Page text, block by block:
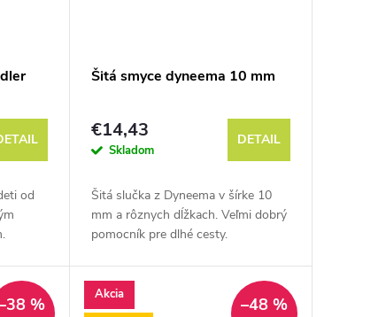
od
Šitá smyce dyneema 10 mm
€14,43
Skladom
DETAIL
Šitá slučka z Dyneema v šírke 10
mm a rôznych dĺžkach. Veľmi dobrý
pomocník pre dlhé cesty.
%
Akcia
–48 %